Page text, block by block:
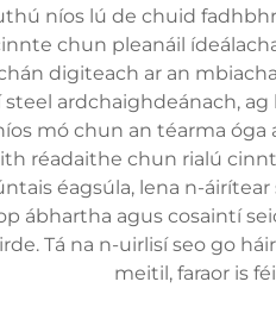
níos lú de chuid
chun pleanáil
digiteach ar an
ardchaighdeánach, ag
mó chun an téarma
réadaithe chun rialú
éagsúla, lena n-
ábhartha agus cosaintí
Tá na n-uirlisí seo go
meitil, faraor is